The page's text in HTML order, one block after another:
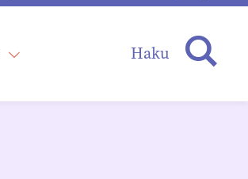
Haku